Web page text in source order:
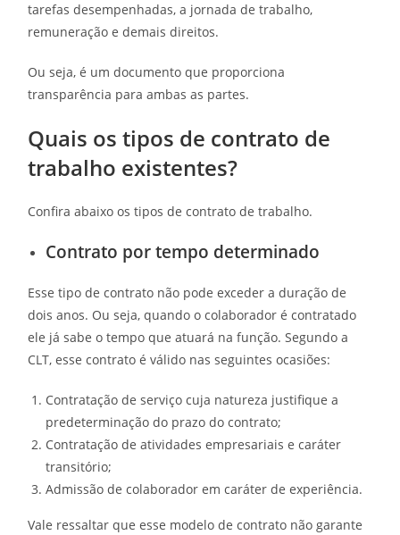
tarefas desempenhadas, a jornada de trabalho,
remuneração e demais direitos.
Ou seja, é um documento que proporciona
transparência para ambas as partes.
Quais os tipos de contrato de
trabalho existentes?
Confira abaixo os tipos de contrato de trabalho.
Contrato por tempo determinado
Esse tipo de contrato não pode exceder a duração de
dois anos. Ou seja, quando o colaborador é contratado
ele já sabe o tempo que atuará na função. Segundo a
CLT, esse contrato é válido nas seguintes ocasiões:
Contratação de serviço cuja natureza justifique a
predeterminação do prazo do contrato;
Contratação de atividades empresariais e caráter
transitório;
Admissão de colaborador em caráter de experiência.
Vale ressaltar que esse modelo de contrato não garante